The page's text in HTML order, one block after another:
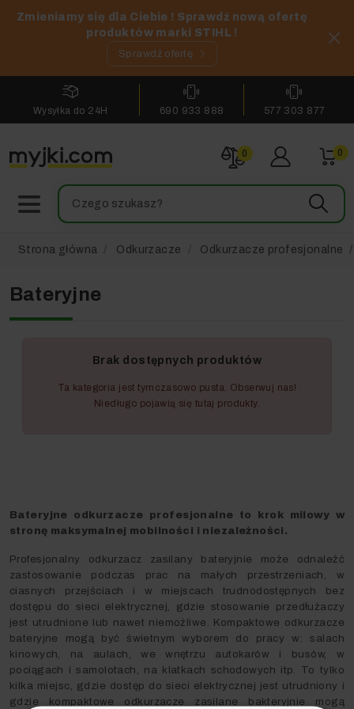
Zmieniamy się dla Ciebie ! Sprawdź nową ofertę
produktów marki STIHL !
Sprawdź ofertę
Wysyłka do 24H 690 933 888 577 303 877
0 0
Strona główna Odkurzacze Odkurzacze profesjonalne
Bateryjne
Brak dostępnych produktów
Ta kategoria jest tymczasowo pusta. Obserwuj nas!
Niedługo pojawią się tutaj produkty.
Bateryjne odkurzacze profesjonalne to krok milowy w
stronę maksymalnej mobilności i niezależności.
Profesjonalny odkurzacz zasilany bateryjnie może odnaleźć
zastosowanie podczas prac na małych przestrzeniach, w
ciasnych przejściach i w miejscach trudnodostępnych bez
dostępu do sieci elektrycznej, gdzie stosowanie przedłużaczy
jest utrudnione lub nawet niemożliwe. Kompaktowe odkurzacze
bateryjne mogą być świetnym wyborem do pracy w: salach
kinowych, na aulach, we wnętrzu autokarów i busów, w
pociągach i samolotach, na klatkach schodowych itp. To tylko
kilka miejsc, gdzie dostęp do sieci elektrycznej jest utrudniony i
gdzie kompaktowe odkurzacze zasilane bakteryjnie mogą